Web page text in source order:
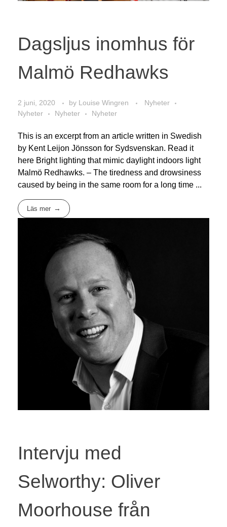
Dagsljus inomhus för
Malmö Redhawks
2 juni, 2020 by Louise Wingren
Nyheter
Nyheter
Nyheter Nyheter
This is an excerpt from an article written in Swedish
by Kent Leijon Jönsson for Sydsvenskan. Read it
here Bright lighting that mimic daylight indoors light
Malmö Redhawks. – The tiredness and drowsiness
caused by being in the same room for a long time ...
Läs mer
Intervju med
Selworthy: Oliver
Moorhouse från